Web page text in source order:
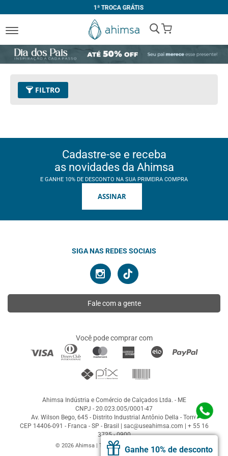
Ganhe 10% de desconto
1ª TROCA GRÁTIS
My Cart
FILTRO
Cadastre-se e receba
as novidades da Ahimsa
E GANHE 10% DE DESCONTO NA SUA PRIMEIRA COMPRA
ASSINAR
SIGA NAS REDES SOCIAIS
Fale com a gente
Você pode comprar com
Ahimsa Indústria e Comércio de Calçados Ltda. - ME
CNPJ - 20.023.005/0001-47
Av. Wilson Bego, 645 - Distrito Industrial Antônio Della - Torre
CEP 14406-091 - Franca - SP - Brasil | sac@useahimsa.com
+ 55 16
3725 - 0900
© 2026 Ahimsa | Todos os direitos reservados